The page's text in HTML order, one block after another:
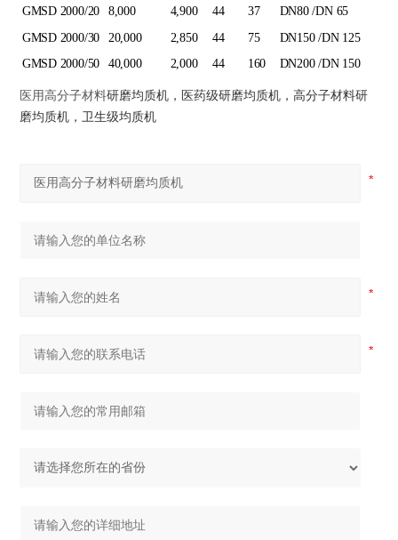
GMSD 2000/20 8,000 4,900 44 37
DN80 /DN 65
GMSD 2000/30
20,000 2,850 44 75
DN150 /DN 125
GMSD 2000/50
40,000 2,000 44 160 DN200 /DN 150
医用高分子材料研磨均质机，医药级研磨均质机，高分子材料研
磨均质机，卫生级均质机